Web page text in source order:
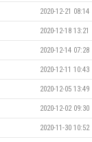
2020-12-21 08:14
2020-12-18 13:21
2020-12-14 07:28
2020-12-11 10:43
2020-12-05 13:49
2020-12-02 09:30
2020-11-30 10:52